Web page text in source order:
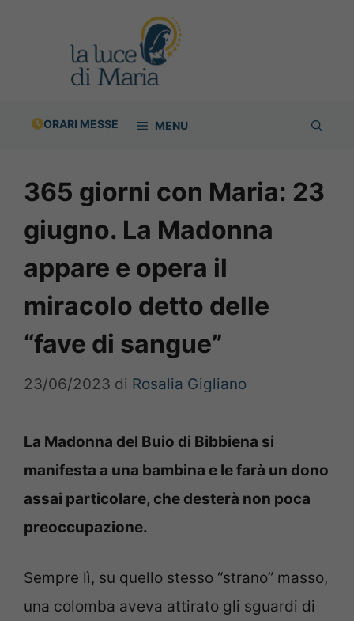
ORARI MESSE MENU
365 giorni con Maria: 23
giugno. La Madonna
appare e opera il
miracolo detto delle
“fave di sangue”
23/06/2023 di Rosalia Gigliano
La Madonna del Buio di Bibbiena si
manifesta a una bambina e le farà un dono
assai particolare, che desterà non poca
preoccupazione.
Sempre lì, su quello stesso “strano” masso,
una colomba aveva attirato gli sguardi di